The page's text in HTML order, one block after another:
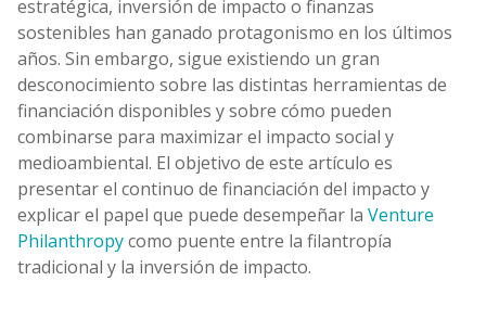
estratégica, inversión de impacto o finanzas
sostenibles han ganado protagonismo en los últimos
años. Sin embargo, sigue existiendo un gran
desconocimiento sobre las distintas herramientas de
financiación disponibles y sobre cómo pueden
combinarse para maximizar el impacto social y
medioambiental. El objetivo de este artículo es
presentar el continuo de financiación del impacto y
explicar el papel que puede desempeñar la Venture
Philanthropycomo puente entre la filantropía
tradicional y la inversión de impacto.